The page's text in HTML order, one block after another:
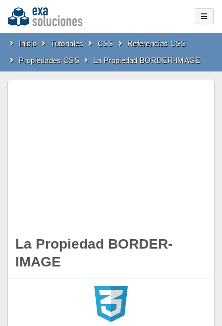
Inicio Tutoriales CSS
Referencias CSS
Propiedades CSS
La Propiedad BORDER-IMAGE
La Propiedad BORDER-
IMAGE